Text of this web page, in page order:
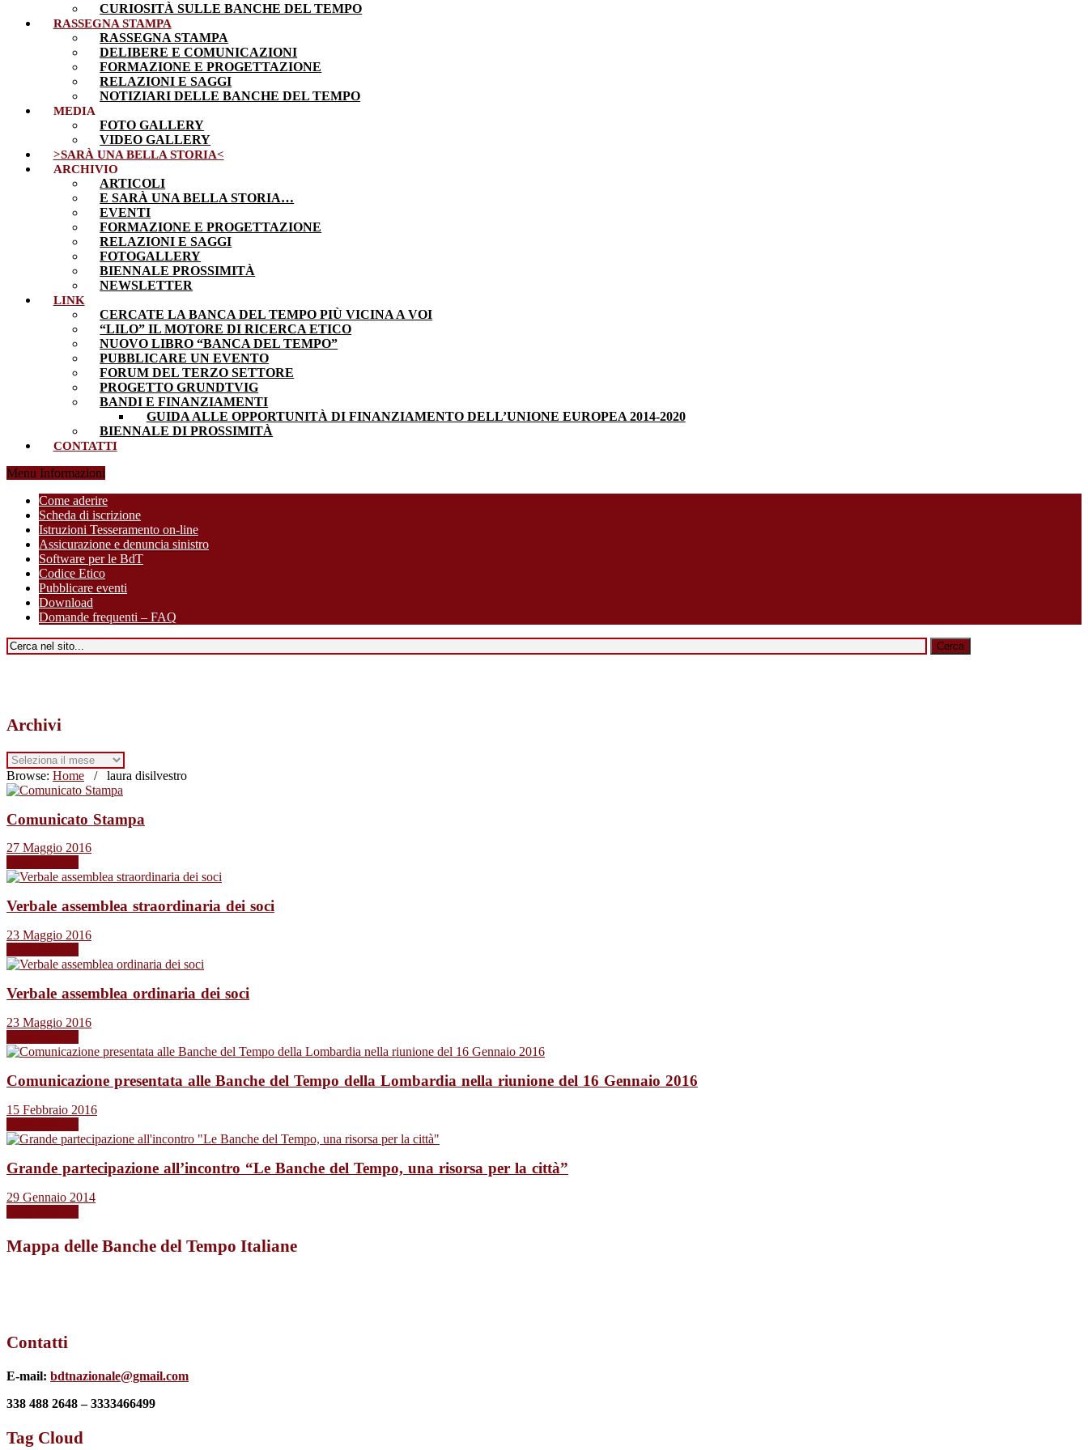
CURIOSITÀ SULLE BANCHE DEL TEMPO
RASSEGNA STAMPA
RASSEGNA STAMPA
DELIBERE E COMUNICAZIONI
FORMAZIONE E PROGETTAZIONE
RELAZIONI E SAGGI
NOTIZIARI DELLE BANCHE DEL TEMPO
MEDIA
FOTO GALLERY
VIDEO GALLERY
>SARÀ UNA BELLA STORIA<
ARCHIVIO
ARTICOLI
E SARÀ UNA BELLA STORIA…
EVENTI
FORMAZIONE E PROGETTAZIONE
RELAZIONI E SAGGI
FOTOGALLERY
BIENNALE PROSSIMITÀ
NEWSLETTER
LINK
CERCATE LA BANCA DEL TEMPO PIÙ VICINA A VOI
“LILO” IL MOTORE DI RICERCA ETICO
NUOVO LIBRO “BANCA DEL TEMPO”
PUBBLICARE UN EVENTO
FORUM DEL TERZO SETTORE
PROGETTO GRUNDTVIG
BANDI E FINANZIAMENTI
GUIDA ALLE OPPORTUNITÀ DI FINANZIAMENTO DELL’UNIONE EUROPEA 2014-2020
BIENNALE DI PROSSIMITÀ
CONTATTI
Menu Informazioni
Come aderire
Scheda di iscrizione
Istruzioni Tesseramento on-line
Assicurazione e denuncia sinistro
Software per le BdT
Codice Etico
Pubblicare eventi
Download
Domande frequenti – FAQ
Archivi
Archivi
Browse: Home / laura disilvestro
Comunicato Stampa
27 Maggio 2016
Verbale assemblea straordinaria dei soci
23 Maggio 2016
Verbale assemblea ordinaria dei soci
23 Maggio 2016
Comunicazione presentata alle Banche del Tempo della Lombardia nella riunione del 16 Gennaio 2016
15 Febbraio 2016
Grande partecipazione all’incontro “Le Banche del Tempo, una risorsa per la città”
29 Gennaio 2014
Mappa delle Banche del Tempo Italiane
Contatti
E-mail: bdtnazionale@gmail.com
338 488 2648 – 3333466499
Tag Cloud